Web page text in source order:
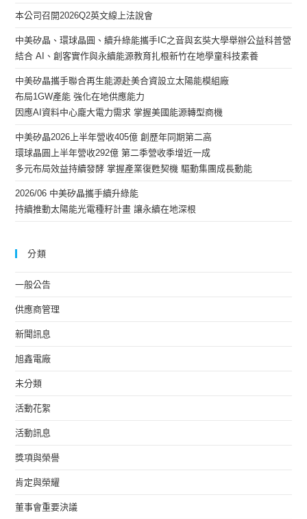
本公司召開2026Q2英文線上法說會
中美矽晶、環球晶圓、續升綠能攜手IC之音與玄奘大學舉辦公益科普營
結合 AI、創客實作與永續能源教育扎根新竹在地學童科技素養
中美矽晶攜手聯合再生能源赴美合資設立太陽能模組廠
布局1GW產能 強化在地供應能力
因應AI資料中心龐大電力需求 掌握美國能源轉型商機
中美矽晶2026上半年營收405億 創歷年同期第二高
環球晶圓上半年營收292億 第二季營收季增近一成
多元布局效益持續發酵 掌握產業復甦契機 驅動集團成長動能
2026/06 中美矽晶攜手續升綠能
持續推動太陽能光電種籽計畫 讓永續在地深根
分類
一般公告
供應商管理
新聞訊息
旭鑫電廠
未分類
活動花絮
活動訊息
獎項與榮譽
肯定與榮耀
董事會重要決議